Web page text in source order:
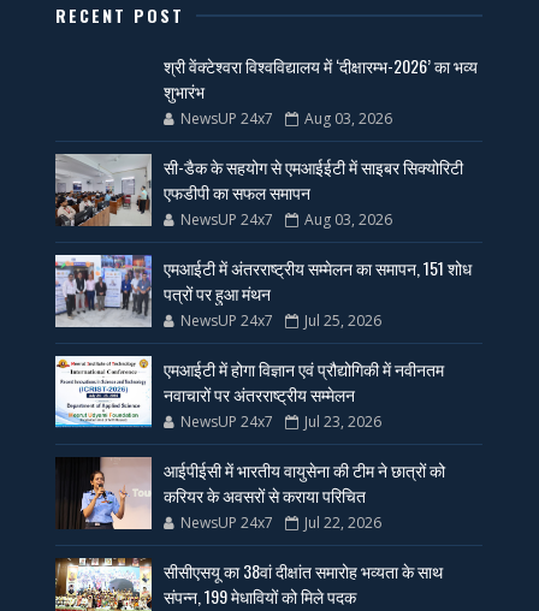
RECENT POST
श्री वेंक्टेश्वरा विश्वविद्यालय में ‘दीक्षारम्भ-2026’ का भव्य
शुभारंभ
NewsUP 24x7 Aug 03, 2026
सी-डैक के सहयोग से एमआईईटी में साइबर सिक्योरिटी
एफडीपी का सफल समापन
NewsUP 24x7 Aug 03, 2026
एमआईटी में अंतरराष्ट्रीय सम्मेलन का समापन, 151 शोध
पत्रों पर हुआ मंथन
NewsUP 24x7 Jul 25, 2026
एमआईटी में होगा विज्ञान एवं प्रौद्योगिकी में नवीनतम
नवाचारों पर अंतरराष्ट्रीय सम्मेलन
NewsUP 24x7 Jul 23, 2026
आईपीईसी में भारतीय वायुसेना की टीम ने छात्रों को
करियर के अवसरों से कराया परिचित
NewsUP 24x7 Jul 22, 2026
सीसीएसयू का 38वां दीक्षांत समारोह भव्यता के साथ
संपन्न, 199 मेधावियों को मिले पदक